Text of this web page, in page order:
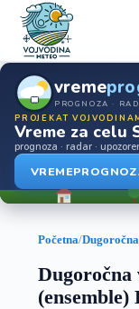
vreme
PROGNOZA ·
PROJEKAT
Vreme za celu
prognoza · radar ·
Početna/
Dugoročna